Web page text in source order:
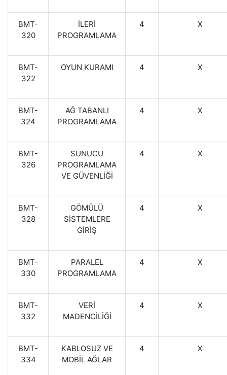
BMT-
320
İLERİ
PROGRAMLAMA
4 X
BMT-
322
OYUN KURAMI 4 X
BMT-
324
AĞ TABANLI
PROGRAMLAMA
4 X
BMT-
326
SUNUCU
PROGRAMLAMA
VE GÜVENLİĞİ
4 X
BMT-
328
GÖMÜLÜ
SİSTEMLERE
GİRİŞ
4 X
BMT-
330
PARALEL
PROGRAMLAMA
4 X
BMT-
332
VERİ
MADENCİLİĞİ
4 X
BMT-
334
KABLOSUZ VE
MOBİL AĞLAR
4 X